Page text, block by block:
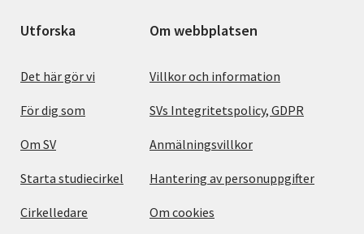
Utforska
Det här gör vi
För dig som
Om SV
Starta studiecirkel
Cirkelledare
Om webbplatsen
Villkor och information
SVs Integritetspolicy, GDPR
Anmälningsvillkor
Hantering av personuppgifter
Om cookies